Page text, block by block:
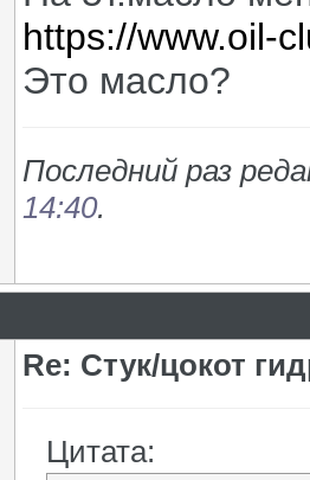
https://www.oil-
Это масло?
Последний раз
14:40.
Re: Стук/цокот
Цитата: